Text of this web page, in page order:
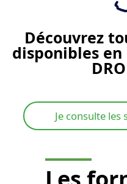
Découvrez
disponibles
Je consulte les